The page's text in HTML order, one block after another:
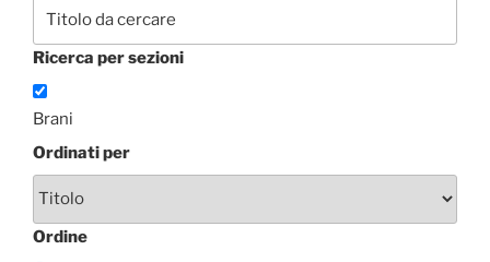
Ricerca per sezioni
Brani
Ordinati per
Ordine